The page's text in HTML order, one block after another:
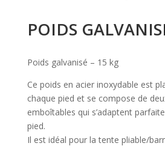
POIDS
Poids galvanisé – 15 kg
Ce poids en acier inoxydable est
chaque pied et se compose de
emboîtables qui s’adaptent
pied.
Il est idéal pour la tente pliable/